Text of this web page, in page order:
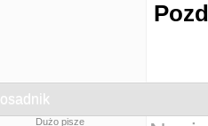
osadnik
Dużo pisze